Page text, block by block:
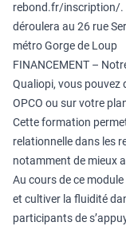
rebond.fr/inscription/.
déroulera au 26 rue
métro Gorge de Loup
FINANCEMENT –
Qualiopi, vous pouvez
OPCO ou sur votre
Cette formation
relationnelle dans les
notamment de mieux
Au cours de ce
et cultiver la fluidité
participants de